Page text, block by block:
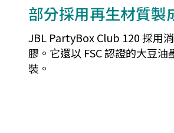
部分採用再生材質製
JBL PartyBox Club 120 採用
膠。它還以 FSC 認證的大豆油
裝。